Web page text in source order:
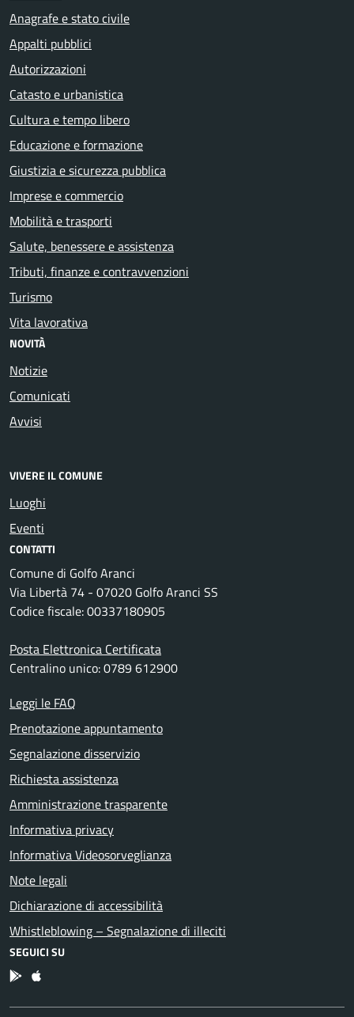
Anagrafe e stato civile
Appalti pubblici
Autorizzazioni
Catasto e urbanistica
Cultura e tempo libero
Educazione e formazione
Giustizia e sicurezza pubblica
Imprese e commercio
Mobilità e trasporti
Salute, benessere e assistenza
Tributi, finanze e contravvenzioni
Turismo
Vita lavorativa
NOVITÀ
Notizie
Comunicati
Avvisi
VIVERE IL COMUNE
Luoghi
Eventi
CONTATTI
Comune di Golfo Aranci
Via Libertà 74 - 07020 Golfo Aranci SS
Codice fiscale: 00337180905
Posta Elettronica Certificata
Centralino unico: 0789 612900
Leggi le FAQ
Prenotazione appuntamento
Segnalazione disservizio
Richiesta assistenza
Amministrazione trasparente
Informativa privacy
Informativa Videosorveglianza
Note legali
Dichiarazione di accessibilità
Whistleblowing – Segnalazione di illeciti
SEGUICI SU
App Android
App IOS